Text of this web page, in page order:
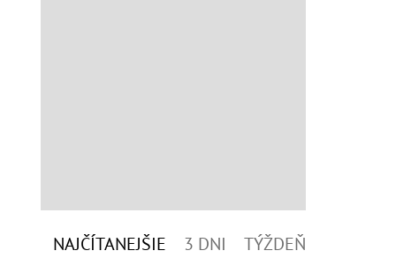
NAJČÍTANEJŠIE 3 DNI TÝŽDEŇ